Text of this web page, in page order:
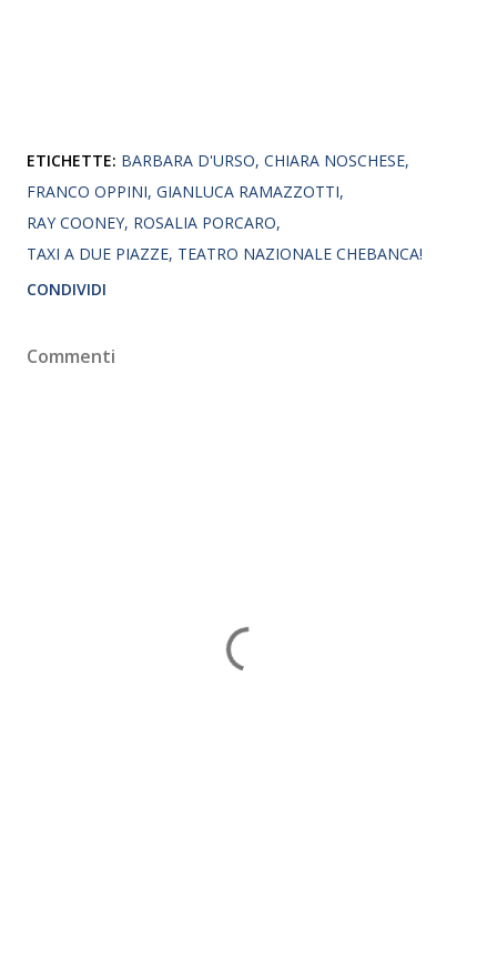
ETICHETTE: BARBARA D'URSO CHIARA NOSCHESE
FRANCO OPPINI GIANLUCA RAMAZZOTTI
RAY COONEY ROSALIA PORCARO
TAXI A DUE PIAZZE TEATRO NAZIONALE CHEBANCA!
CONDIVIDI
Commenti